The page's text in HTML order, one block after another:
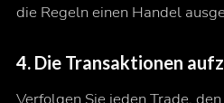
die Regeln einen Handel
4. Die Transaktionen
Verfolgen Sie jeden Trade,